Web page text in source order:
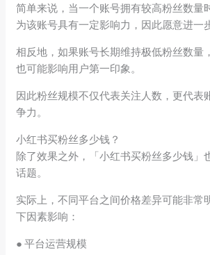
简单来说，当一个账号拥有较高粉丝数量
为该账号具有一定影响力，因此愿意进一
相反地，如果账号长期维持极低粉丝数量
也可能影响用户第一印象。
因此粉丝规模不仅代表关注人数，更代表
争力。
小红书买粉丝多少钱？
除了效果之外，「小红书买粉丝多少钱」
话题。
实际上，不同平台之间价格差异可能非常
下因素影响：
● 平台运营规模